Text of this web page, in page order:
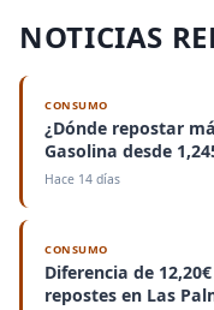
NOTICIAS
CONSUMO
¿Dónde repostar
Gasolina desde
Hace 14 días
CONSUMO
Diferencia de
repostes en Las